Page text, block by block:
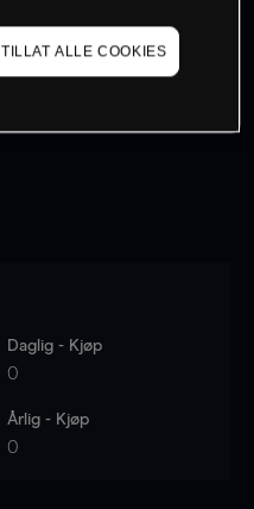
Daglig - Kjøp
0
Årlig - Kjøp
0
TILLAT ALLE COOKIES